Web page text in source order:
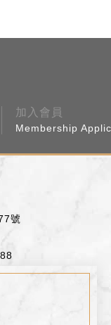
加入會員
Membership
號